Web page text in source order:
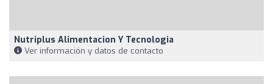
Nutriplus Alimentacion Y Tecnologia
Ver información y datos de contacto